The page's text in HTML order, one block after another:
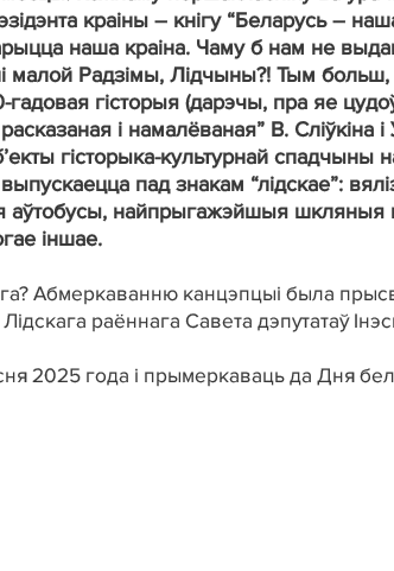
краіны – кнігу “Беларусь –
наша краіна. Чаму б нам не
малой Радзімы, Лідчыны?! Тым
гісторыя (дарэчы, пра яе
і намалёваная” В. Сліўкіна
гісторыка-культурнай спадчыны
пад знакам “лідскае”:
аўтобусы, найпрыгажэйшыя
іншае.
Абмеркаванню канцэпцыі была
раённага Савета дэпутатаў
2025 года і прымеркаваць да Дня